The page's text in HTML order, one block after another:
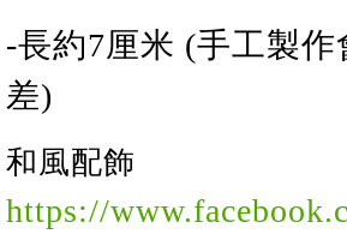
-長約7厘米 (手工製作
差)
和風配飾
https://